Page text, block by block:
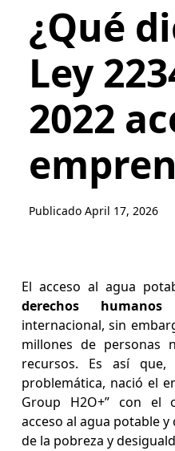
¿Qué
Ley
2022
Publicado April 17, 2026
El acceso al agua
derechos humanos
internacional, sin
millones de personas
recursos. Es así
problemática, nació el
Group H2O+” con el
acceso al agua potable
de la pobreza y